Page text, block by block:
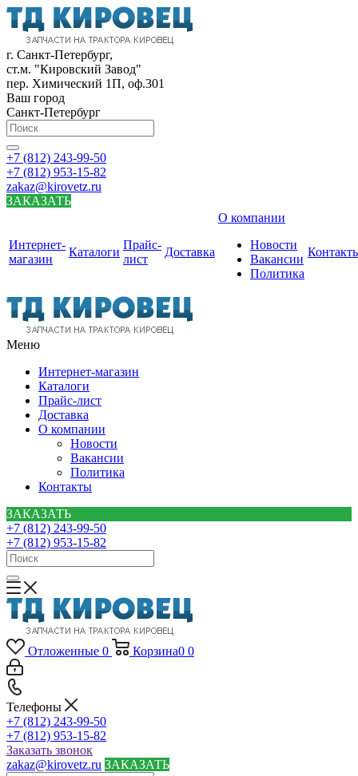
г. Санкт-Петербург,
ст.м. "Кировский Завод"
пер. Химический 1П, оф.301
Ваш город
Санкт-Петербург
+7 (812) 243-99-50
+7 (812) 953-15-82
zakaz@kirovetz.ru
ЗАКАЗАТЬ
Интернет-
магазин
Каталоги
Прайс-
лист
Доставка
О компании
Новости
Вакансии
Политика
Меню
Интернет-магазин
Каталоги
Прайс-лист
Доставка
О компании
Новости
Вакансии
Политика
Контакты
ЗАКАЗАТЬ
+7 (812) 243-99-50
+7 (812) 953-15-82
Отложенные 0 Корзина0 0
Телефоны
+7 (812) 243-99-50
+7 (812) 953-15-82
Заказать звонок
zakaz@kirovetz.ru ЗАКАЗАТЬ